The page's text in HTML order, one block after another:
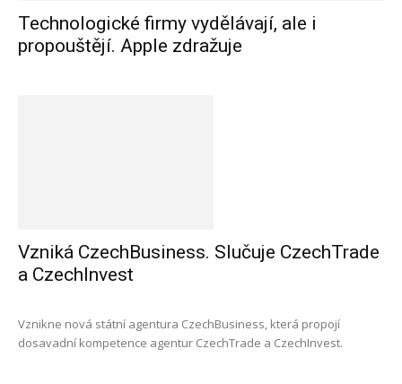
Technologické firmy vydělávají, ale i
propouštějí. Apple zdražuje
Vzniká CzechBusiness. Slučuje CzechTrade
a CzechInvest
Vznikne nová státní agentura CzechBusiness, která propojí
dosavadní kompetence agentur CzechTrade a CzechInvest.